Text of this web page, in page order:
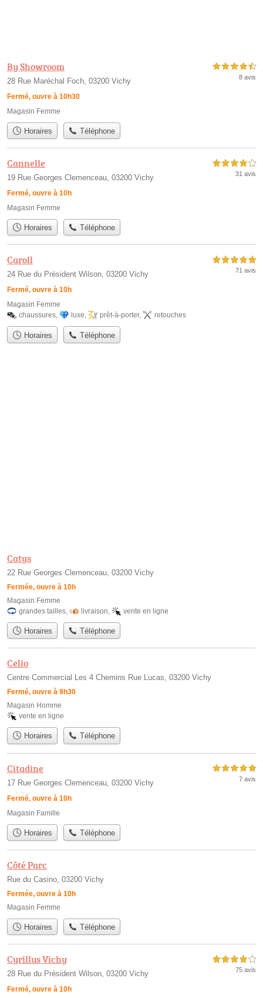
By Showroom
28 Rue Maréchal Foch, 03200 Vichy
Fermé, ouvre à 10h30
4,5 étoiles sur 5
8 avis
Magasin Femme
Horaires Téléphone
Cannelle
19 Rue Georges Clemenceau, 03200 Vichy
Fermé, ouvre à 10h
4,0 étoiles sur 5
31 avis
Magasin Femme
Horaires Téléphone
Caroll
24 Rue du Président Wilson, 03200 Vichy
Fermé, ouvre à 10h
5,0 étoiles sur 5
71 avis
Magasin Femme
chaussures, luxe, prêt-à-porter, retouches
Horaires Téléphone
Catys
22 Rue Georges Clemenceau, 03200 Vichy
Fermée, ouvre à 10h
Magasin Femme
grandes tailles
livraison vente en ligne
Horaires Téléphone
Celio
Centre Commercial Les 4 Chemins Rue Lucas, 03200 Vichy
Fermé, ouvre à 9h30
Magasin Homme
vente en ligne
Horaires Téléphone
Citadine
17 Rue Georges Clemenceau, 03200 Vichy
Fermé, ouvre à 10h
5,0 étoiles sur 5
7 avis
Magasin Famille
Horaires Téléphone
Côté Parc
Rue du Casino, 03200 Vichy
Fermée, ouvre à 10h
Magasin Femme
Horaires Téléphone
Cyrillus Vichy
28 Rue du Président Wilson, 03200 Vichy
Fermé, ouvre à 10h
4,0 étoiles sur 5
75 avis